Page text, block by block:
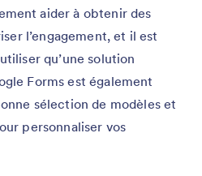
aider à obtenir des
l’engagement, et il est
qu’une solution
Forms est également
sélection de modèles et
personnaliser vos